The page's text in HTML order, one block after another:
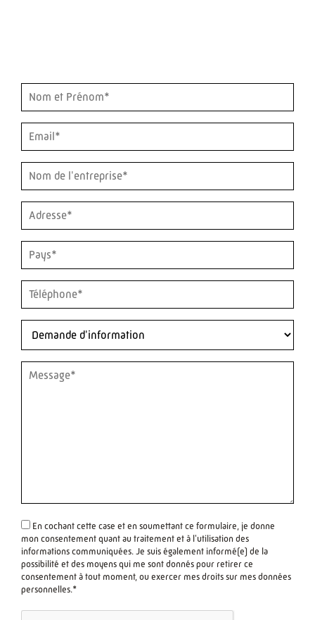
En cochant cette case et en soumettant ce formulaire, je donne
mon consentement quant au traitement et à l'utilisation des
informations communiquées. Je suis également informé(e) de la
possibilité et des moyens qui me sont donnés pour retirer ce
consentement à tout moment, ou exercer mes droits sur mes données
personnelles.*